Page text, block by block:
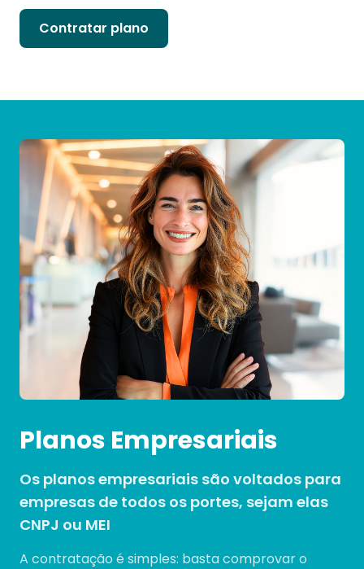
Contratar plano
Planos Empresariais
Os planos empresariais são voltados para
empresas de todos os portes, sejam elas
CNPJ ou MEI
A contratação é simples: basta comprovar o